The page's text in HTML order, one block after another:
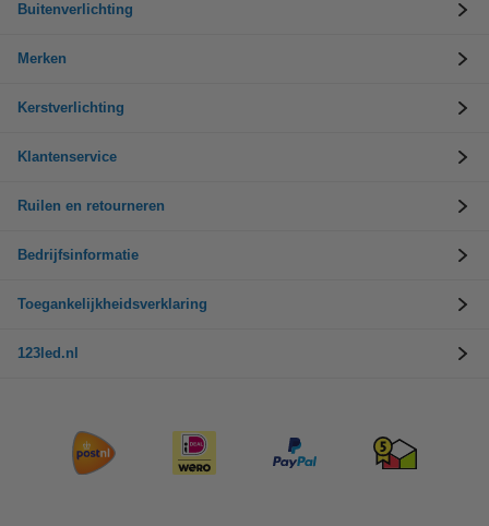
Buitenverlichting
Merken
Kerstverlichting
Klantenservice
Ruilen en retourneren
Bedrijfsinformatie
Toegankelijkheidsverklaring
123led.nl